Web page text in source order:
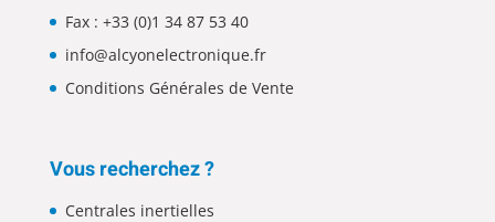
Fax : +33 (0)1 34 87 53 40
info@alcyonelectronique.fr
Conditions Générales de Vente
Vous recherchez ?
Centrales inertielles